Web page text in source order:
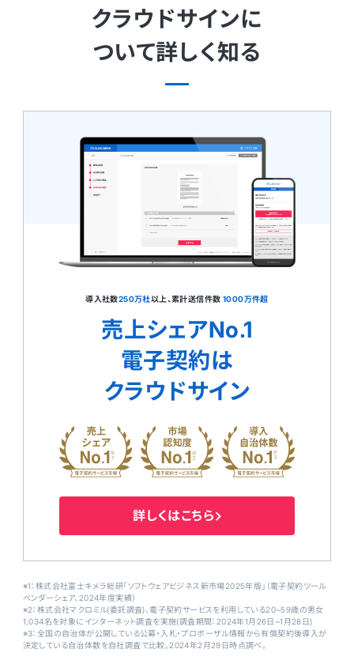
クラウドサインに
ついて詳しく知る
導入社数250万社以上、累計送信件数 1000万件超
売上シェアNo.1
電子契約は
クラウドサイン
詳しくはこちら
※1：株式会社富士キメラ総研「ソフトウェアビジネス新市場2025年版」（電子契約ツール
ベンダーシェア、2024年度実績）
※2：株式会社マクロミル(委託調査)、電子契約サービスを利用している20~59歳の男女
1,034名を対象にインターネット調査を実施(調査期間：2024年1月26日~1月28日)
※3：全国の自治体が公開している公募・入札・プロポーザル情報から有償契約後導入が
決定している自治体数を自社調査で比較。2024年2月29日時点調べ。